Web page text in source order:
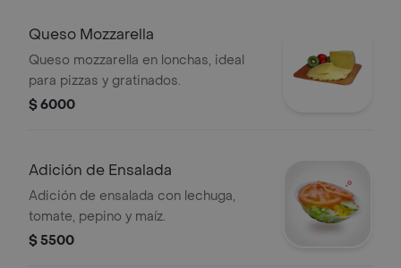
Queso Mozzarella
Queso mozzarella en lonchas, ideal
para pizzas y gratinados.
$ 6000
Adición de Ensalada
Adición de ensalada con lechuga,
tomate, pepino y maíz.
$ 5500